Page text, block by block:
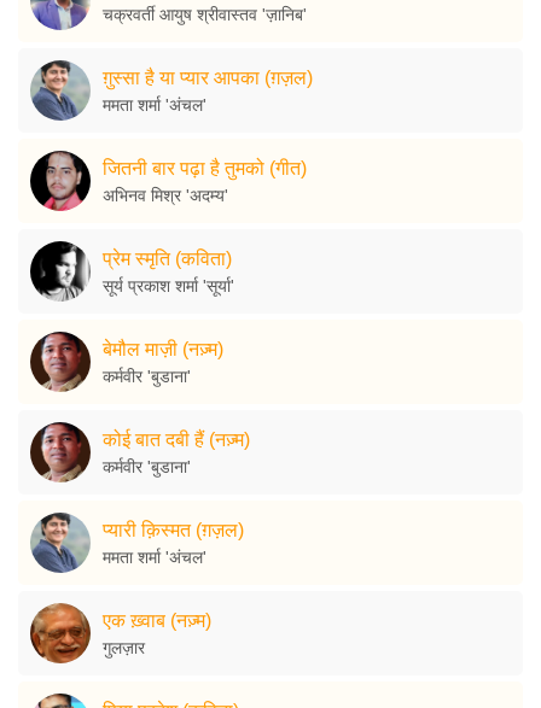
चक्रवर्ती आयुष श्रीवास्तव 'ज़ानिब'
ग़ुस्सा है या प्यार आपका (ग़ज़ल)
ममता शर्मा 'अंचल'
जितनी बार पढ़ा है तुमको (गीत)
अभिनव मिश्र 'अदम्य'
प्रेम स्मृति (कविता)
सूर्य प्रकाश शर्मा 'सूर्या'
बेमौल माज़ी (नज़्म)
कर्मवीर 'बुडाना'
कोई बात दबी हैं (नज़्म)
कर्मवीर 'बुडाना'
प्यारी क़िस्मत (ग़ज़ल)
ममता शर्मा 'अंचल'
एक ख़्वाब (नज़्म)
गुलज़ार